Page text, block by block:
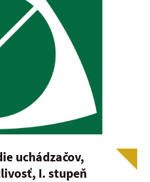
uchádzačov,
I. stupeň